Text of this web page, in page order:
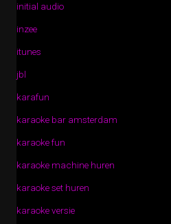
initial audio
inzee
itunes
jbl
karafun
karaoke bar amsterdam
karaoke fun
karaoke machine huren
karaoke set huren
karaoke versie